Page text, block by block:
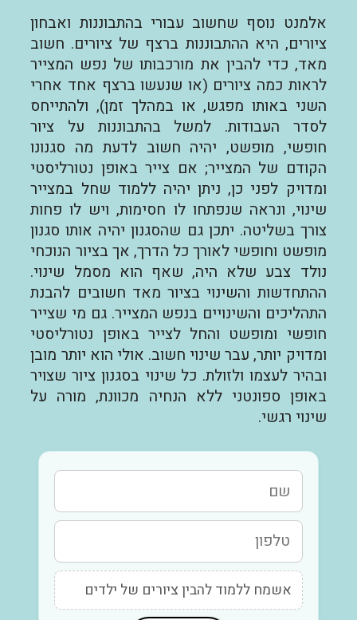
אלמנט נוסף שחשוב עבורי בהתבוננות ואבחון
ציורים, היא ההתבוננות ברצף של ציורים. חשוב
מאד, כדי להבין את מורכבותו של נפש המצייר
לראות כמה ציורים (או שנעשו ברצף אחד אחרי
השני באותו מפגש, או במהלך זמן), ולהתייחס
לסדר העבודות. למשל בהתבוננות על ציור
חופשי, מופשט, יהיה חשוב לדעת מה סגנונו
הקודם של המצייר; אם צייר באופן נטורליסטי
ומדויק לפני כן, ניתן יהיה ללמוד שחל במצייר
שינוי, ונראה שנפתחו לו חסימות, ויש לו פחות
צורך בשליטה. יתכן גם שהסגנון יהיה אותו סגנון
מופשט וחופשי לאורך כל הדרך, אך בציור הנוכחי
נולד צבע שלא היה, שאף הוא מסמל שינוי.
ההתחדשות והשינוי בציור מאד חשובים להבנת
התהליכים והשינויים בנפש המצייר. גם מי שצייר
חופשי ומופשט והחל לצייר באופן נטורליסטי
ומדויק יותר, עבר שינוי חשוב. אולי הוא יותר מובן
ובהיר לעצמו ולזולת. כל שינוי בסגנון ציור שצויר
באופן ספונטני ללא הנחיה מכוונת, מורה על
שינוי רגשי.